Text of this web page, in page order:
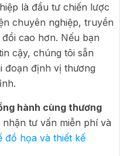
là đầu tư chiến lược
chuyên nghiệp, truyền
cao hơn. Nếu bạn
cậy, chúng tôi sẵn
đoạn định vị thương
hành cùng thương
nhận tư vấn miễn phí và
đồ họa và thiết kế